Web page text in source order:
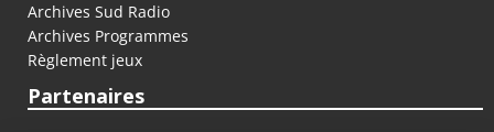
Archives Sud Radio
Archives Programmes
Règlement jeux
Partenaires